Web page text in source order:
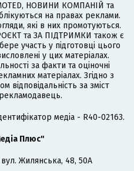
НОВИНИ КОМПАНІЙ та
на правах реклами.
які в них промотуються.
та ЗА ПІДТРИМКИ також є
участь у підготовці цього
у цих матеріалах.
за факти та оціночні
матеріалах. Згідно з
відповідальність за зміст
медіа - R40-02163.
Плюс"
Жилянська, 48, 50А